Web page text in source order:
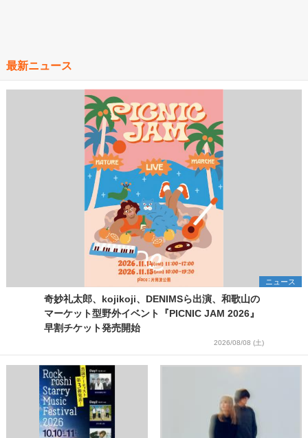
最新ニュース
ニュース
奇妙礼太郎、kojikoji、DENIMSら出演、和歌山の
マーケット型野外イベント『PICNIC JAM 2026』
早割チケット発売開始
2026/08/08 (土)